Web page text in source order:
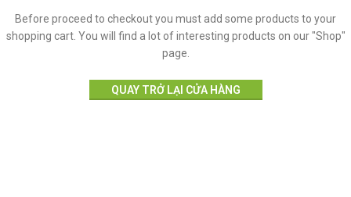
Before proceed to checkout you must add some products to your
shopping cart. You will find a lot of interesting products on our "Shop"
page.
QUAY TRỞ LẠI CỬA HÀNG